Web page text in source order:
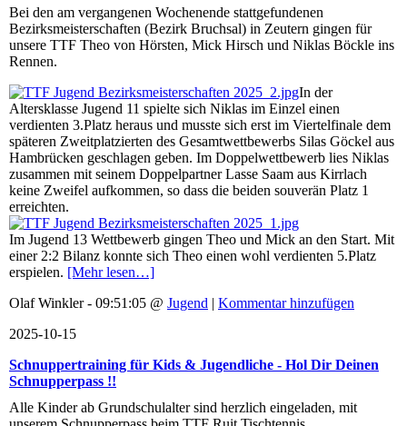
Bei den am vergangenen Wochenende stattgefundenen
Bezirksmeisterschaften (Bezirk Bruchsal) in Zeutern gingen für
unsere TTF Theo von Hörsten, Mick Hirsch und Niklas Böckle ins
Rennen.
In der
Altersklasse Jugend 11 spielte sich Niklas im Einzel einen
verdienten 3.Platz heraus und musste sich erst im Viertelfinale dem
späteren Zweitplatzierten des Gesamtwettbewerbs Silas Göckel aus
Hambrücken geschlagen geben. Im Doppelwettbewerb lies Niklas
zusammen mit seinem Doppelpartner Lasse Saam aus Kirrlach
keine Zweifel aufkommen, so dass die beiden souverän Platz 1
erreichten.
Im Jugend 13 Wettbewerb gingen Theo und Mick an den Start. Mit
einer 2:2 Bilanz konnte sich Theo einen wohl verdienten 5.Platz
erspielen. [Mehr lesen…]
Olaf Winkler - 09:51:05 @ Jugend | Kommentar hinzufügen
2025-10-15
Schnuppertraining für Kids & Jugendliche - Hol Dir Deinen
Schnupperpass !!
Alle Kinder ab Grundschulalter sind herzlich eingeladen, mit